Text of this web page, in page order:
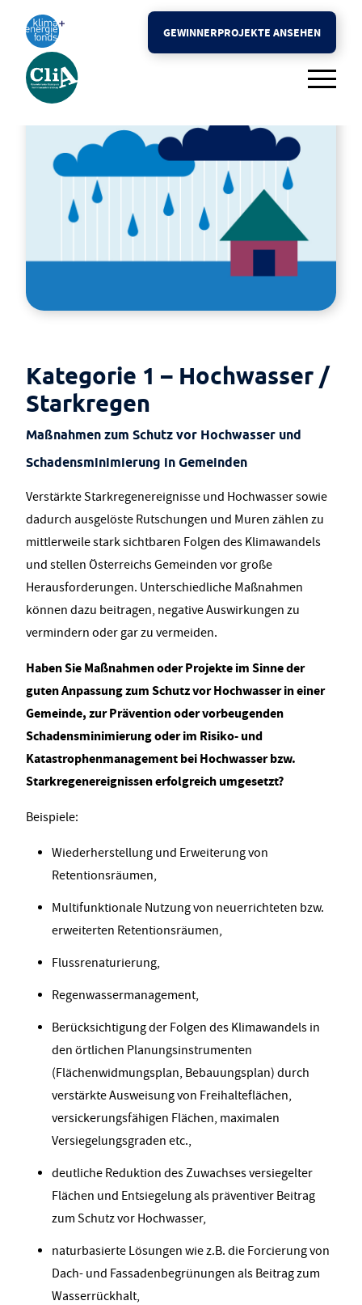
Der Preis
FAQ
Rückblick
Presse
Kontakt
GEWINNERPROJEKTE ANSEHEN
Kategorie 1 – Hochwasser /
Starkregen
Maßnahmen zum Schutz vor Hochwasser und
Schadensminimierung in Gemeinden
Verstärkte Starkregenereignisse und Hochwasser sowie
dadurch ausgelöste Rutschungen und Muren zählen zu
mittlerweile stark sichtbaren Folgen des Klimawandels
und stellen Österreichs Gemeinden vor große
Herausforderungen. Unterschiedliche Maßnahmen
können dazu beitragen, negative Auswirkungen zu
vermindern oder gar zu vermeiden.
Haben Sie Maßnahmen oder Projekte im Sinne der
guten Anpassung zum Schutz vor Hochwasser in einer
Gemeinde, zur Prävention oder vorbeugenden
Schadensminimierung oder im Risiko- und
Katastrophenmanagement bei Hochwasser bzw.
Starkregenereignissen erfolgreich umgesetzt?
Beispiele:
Wiederherstellung und Erweiterung von
Retentionsräumen,
Multifunktionale Nutzung von neuerrichteten bzw.
erweiterten Retentionsräumen,
Flussrenaturierung,
Regenwassermanagement,
Berücksichtigung der Folgen des Klimawandels in
den örtlichen Planungsinstrumenten
(Flächenwidmungsplan, Bebauungsplan) durch
verstärkte Ausweisung von Freihalteflächen,
versickerungsfähigen Flächen, maximalen
Versiegelungsgraden etc.,
deutliche Reduktion des Zuwachses versiegelter
Flächen und Entsiegelung als präventiver Beitrag
zum Schutz vor Hochwasser,
naturbasierte Lösungen wie z.B. die Forcierung von
Dach- und Fassadenbegrünungen als Beitrag zum
Wasserrückhalt,